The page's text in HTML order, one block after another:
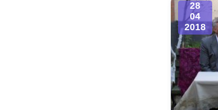
Открытые
проверок
28
04
2018